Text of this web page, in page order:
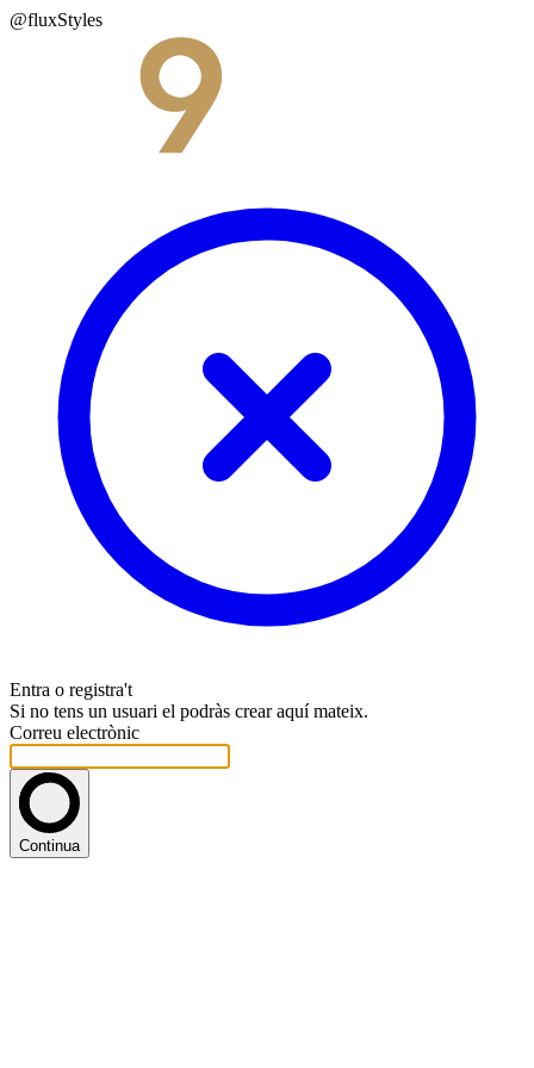
@fluxStyles
Entra o registra't
Si no tens un usuari el podràs crear aquí mateix.
Correu electrònic
Continua